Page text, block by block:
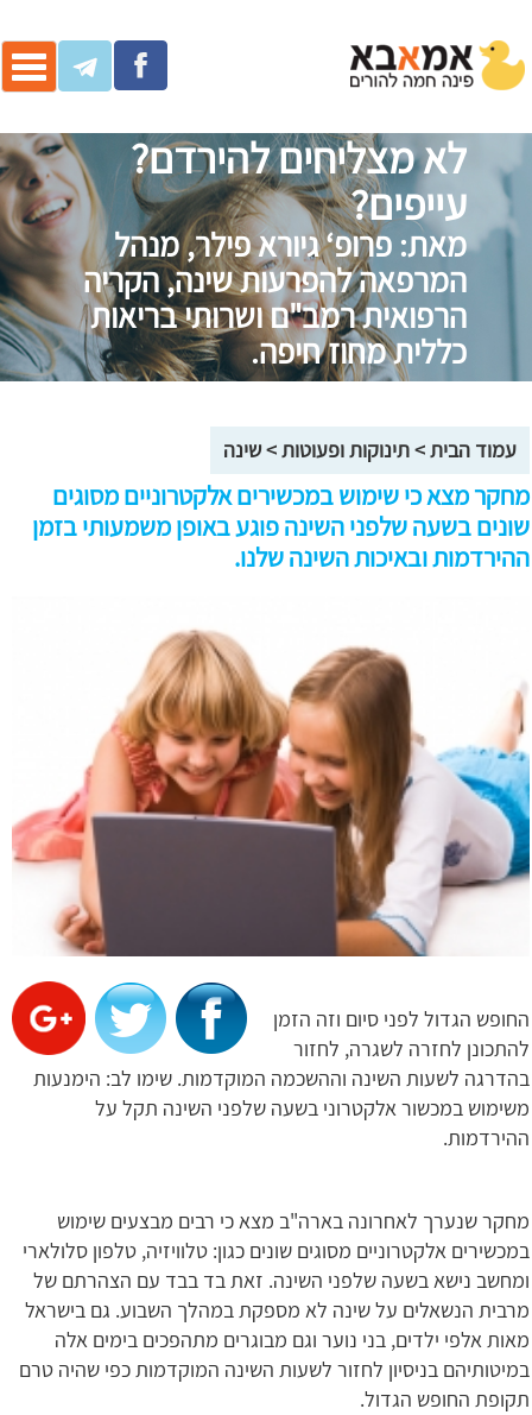
לא מצליחים להירדם?
עייפים?
מאת: פרופ‘ גיורא פילר, מנהל
המרפאה להפרעות שינה, הקריה
הרפואית רמב"ם ושרותי בריאות
כללית מחוז חיפה.
עמוד הבית>תינוקות ופעוטות>שינה
מחקר מצא כי שימוש במכשירים אלקטרוניים מסוגים
שונים בשעה שלפני השינה פוגע באופן משמעותי בזמן
ההירדמות ובאיכות השינה שלנו.
החופש הגדול לפני סיום וזה הזמן
להתכונן לחזרה לשגרה, לחזור
בהדרגה לשעות השינה וההשכמה המוקדמות. שימו לב: הימנעות
משימוש במכשור אלקטרוני בשעה שלפני השינה תקל על
ההירדמות.
מחקר שנערך לאחרונה בארה"ב מצא כי רבים מבצעים שימוש
במכשירים אלקטרוניים מסוגים שונים כגון: טלוויזיה, טלפון סלולארי
ומחשב נישא בשעה שלפני השינה. זאת בד בבד עם הצהרתם של
מרבית הנשאלים על שינה לא מספקת במהלך השבוע. גם בישראל
מאות אלפי ילדים, בני נוער וגם מבוגרים מתהפכים בימים אלה
במיטותיהם בניסיון לחזור לשעות השינה המוקדמות כפי שהיה טרם
תקופת החופש הגדול.